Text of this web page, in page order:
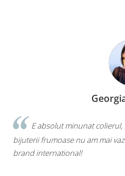
E absolut minunat
bijuterii frumoase nu am mai
brand international!